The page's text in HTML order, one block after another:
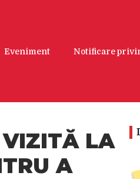
Eveniment Notificare
VIZITĂ LA
A